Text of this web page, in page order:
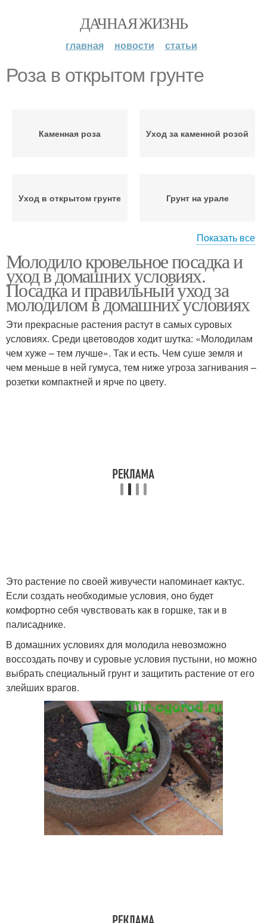
ДАЧНАЯ ЖИЗНЬ
главная новости статьи
Роза в открытом грунте
Каменная роза Уход за каменной розой
Уход в открытом грунте Грунт на урале
Молодила в открытый
грунт
Молодило в грунт
Показать все
Молодило кровельное посадка и
уход в домашних условиях.
Посадка и правильный уход за
молодилом в домашних условиях
Эти прекрасные растения растут в самых суровых
условиях. Среди цветоводов ходит шутка: «Молодилам
чем хуже – тем лучше». Так и есть. Чем суше земля и
чем меньше в ней гумуса, тем ниже угроза загнивания –
розетки компактней и ярче по цвету.
Это растение по своей живучести напоминает кактус.
Если создать необходимые условия, оно будет
комфортно себя чувствовать как в горшке, так и в
палисаднике.
В домашних условиях для молодила невозможно
воссоздать почву и суровые условия пустыни, но можно
выбрать специальный грунт и защитить растение от его
злейших врагов.